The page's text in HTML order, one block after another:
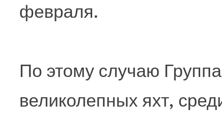
февраля.
По этому случаю
великолепных яхт,